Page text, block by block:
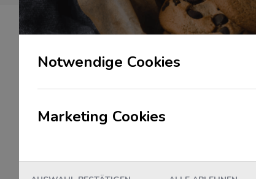
die
Notwendige Cookies
Marketing Cookies